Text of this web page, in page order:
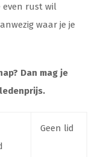
even rust wil
waar je je
Dan mag je
Geen lid